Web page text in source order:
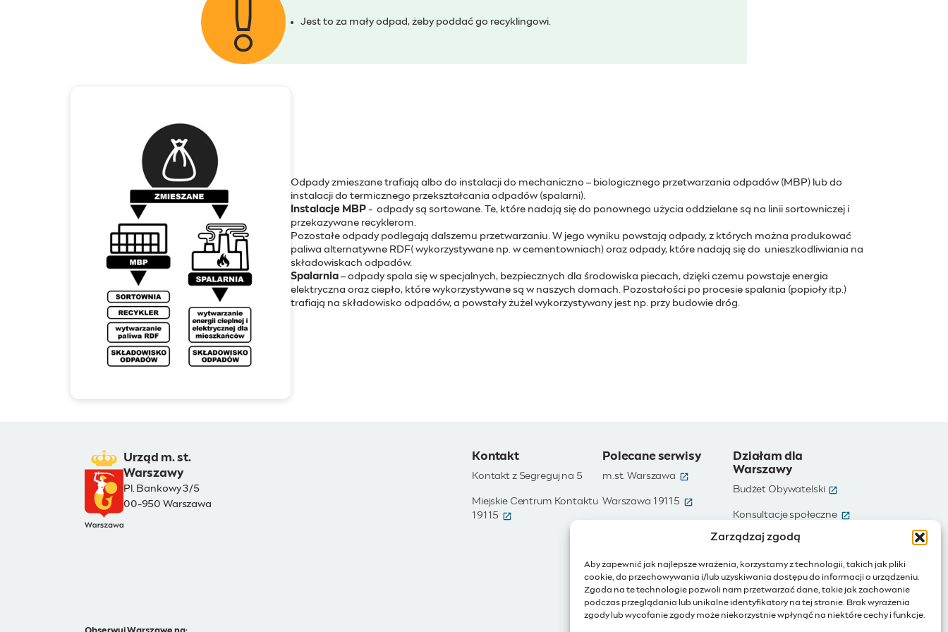
Zarządzaj zgodą
Aby zapewnić jak najlepsze wrażenia, korzystamy z technologii, takich jak pliki
cookie, do przechowywania i/lub uzyskiwania dostępu do informacji o urządzeniu.
Zgoda na te technologie pozwoli nam przetwarzać dane, takie jak zachowanie
podczas przeglądania lub unikalne identyfikatory na tej stronie. Brak wyrażenia
zgody lub wycofanie zgody może niekorzystnie wpłynąć na niektóre cechy i funkcje.
Jest to za mały odpad, żeby poddać go recyklingowi.
Odpady zmieszane trafiają albo do instalacji do mechaniczno – biologicznego przetwarzania odpadów (MBP) lub do
instalacji do termicznego przekształcania odpadów (spalarni).
Instalacje MBP - odpady są sortowane. Te, które nadają się do ponownego użycia oddzielane są na linii sortowniczej i
przekazywane recyklerom.
Pozostałe odpady podlegają dalszemu przetwarzaniu. W jego wyniku powstają odpady, z których można produkować
paliwa alternatywne RDF( wykorzystywane np. w cementowniach) oraz odpady, które nadają się do unieszkodliwiania na
składowiskach odpadów.
Spalarnia – odpady spala się w specjalnych, bezpiecznych dla środowiska piecach, dzięki czemu powstaje energia
elektryczna oraz ciepło, które wykorzystywane są w naszych domach. Pozostałości po procesie spalania (popioły itp.)
trafiają na składowisko odpadów, a powstały żużel wykorzystywany jest np. przy budowie dróg.
Urząd m. st.
Warszawy
Pl. Bankowy 3/5
00-950 Warszawa
Kontakt
Kontakt z Segreguj na 5
Miejskie Centrum Kontaktu
19115
Polecane serwisy
m.st. Warszawa (otwiera się w nowym oknie)
Warszawa 19115 (otwiera się w nowym oknie)
Zamówienia publiczne (otwiera się w nowym oknie)
IoT - Internet rzeczy (otwiera się w nowym oknie)
Działam dla
Warszawy
Budżet Obywatelski
Konsultacje społeczne (otwiera się w
Ochotnicy Warszawscy (otwiera się w